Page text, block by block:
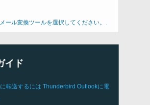
イド
転送するには Thunderbird Outlookに電